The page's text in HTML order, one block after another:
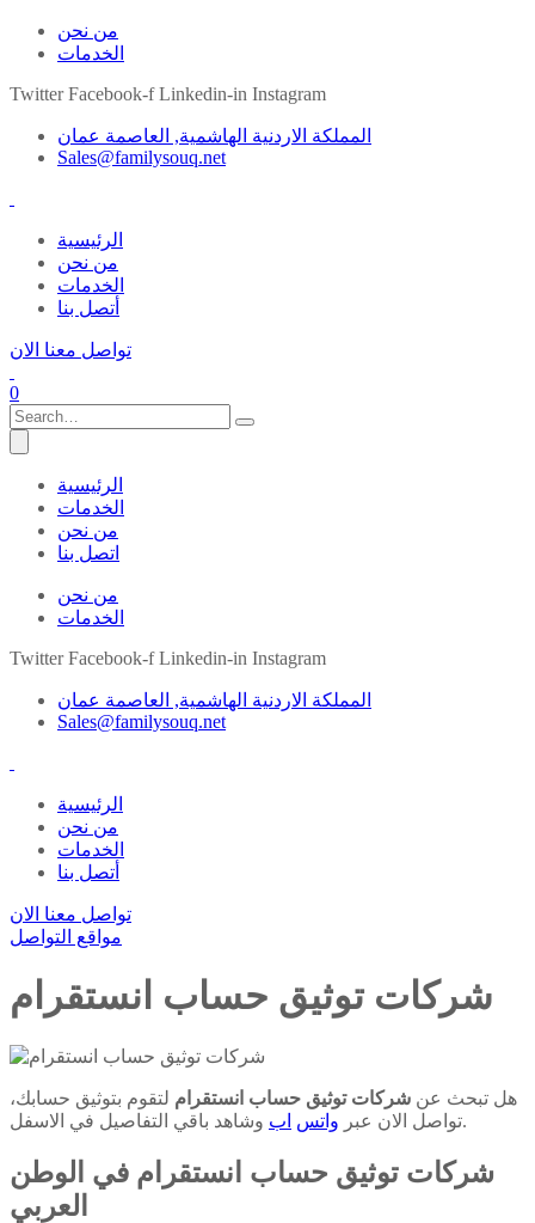
من نحن
الخدمات
Twitter Facebook-f Linkedin-in Instagram
المملكة الاردنية الهاشمية, العاصمة عمان
Sales@familysouq.net
الرئيسية
من نحن
الخدمات
أتصل بنا
تواصل معنا الان
0
الرئيسية
الخدمات
من نحن
اتصل بنا
من نحن
الخدمات
Twitter Facebook-f Linkedin-in Instagram
المملكة الاردنية الهاشمية, العاصمة عمان
Sales@familysouq.net
الرئيسية
من نحن
الخدمات
أتصل بنا
تواصل معنا الان
مواقع التواصل
شركات توثيق حساب انستقرام
هل تبحث عن شركات توثيق حساب انستقرام لتقوم بتوثيق حسابك،
تواصل الان عبر واتس اب وشاهد باقي التفاصيل في الاسفل.
شركات توثيق حساب انستقرام في الوطن
العربي